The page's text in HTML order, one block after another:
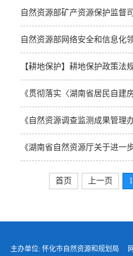
【耕地保护】耕地保护政策法
首页 上一页 1
主办单位: 怀化市自然资源和规划局